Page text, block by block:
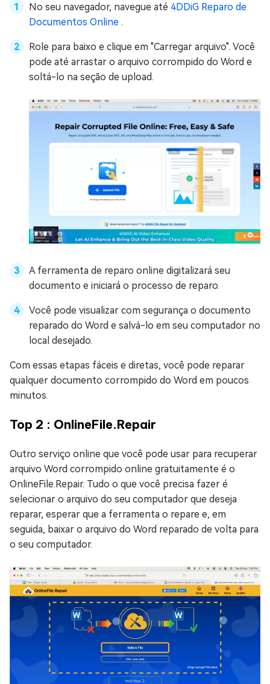
No seu navegador, navegue até 4DDiG Reparo de
Documentos Online .
Role para baixo e clique em "Carregar arquivo". Você
pode até arrastar o arquivo corrompido do Word e
soltá-lo na seção de upload.
A ferramenta de reparo online digitalizará seu
documento e iniciará o processo de reparo.
Você pode visualizar com segurança o documento
reparado do Word e salvá-lo em seu computador no
local desejado.
Com essas etapas fáceis e diretas, você pode reparar
qualquer documento corrompido do Word em poucos
minutos.
Top 2 : OnlineFile.Repair
Outro serviço online que você pode usar para recuperar
arquivo Word corrompido online gratuitamente é o
OnlineFile.Repair. Tudo o que você precisa fazer é
selecionar o arquivo do seu computador que deseja
reparar, esperar que a ferramenta o repare e, em
seguida, baixar o arquivo do Word reparado de volta para
o seu computador.